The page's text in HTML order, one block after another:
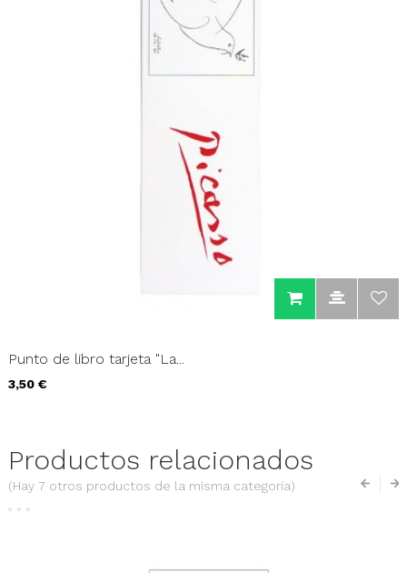
Punto de libro tarjeta "La...
Precio
3,50 €
Productos relacionados
(Hay 7 otros productos de la misma categoría)